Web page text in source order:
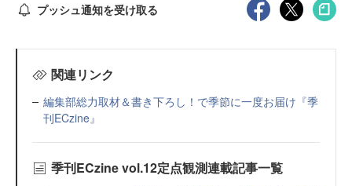
プッシュ通知を受け取る
関連リンク
編集部総力取材＆書き下ろし！で季節に一度お届け『季
刊ECzine』
季刊ECzine vol.12定点観測連載記事一覧